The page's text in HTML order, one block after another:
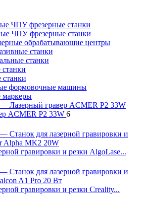
ЧПУ фрезерные станки
ЧПУ фрезерные станки
обрабатывающие центры
станки
станки
формовочные машины
маркеры
ACMER P2 33W 6
гравировки и резки AlgoLase...
гравировки и резки Creality...